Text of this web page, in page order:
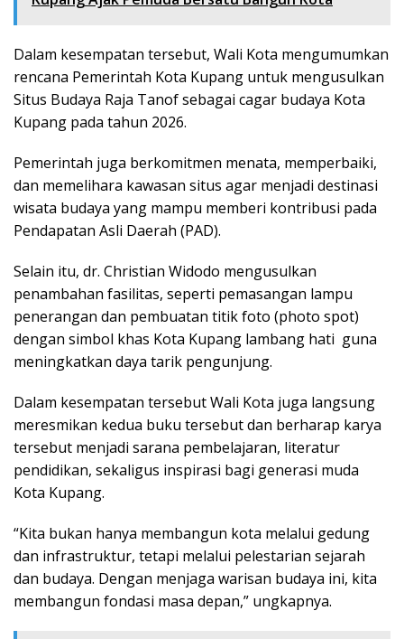
Dalam kesempatan tersebut, Wali Kota mengumumkan
rencana Pemerintah Kota Kupang untuk mengusulkan
Situs Budaya Raja Tanof sebagai cagar budaya Kota
Kupang pada tahun 2026.
Pemerintah juga berkomitmen menata, memperbaiki,
dan memelihara kawasan situs agar menjadi destinasi
wisata budaya yang mampu memberi kontribusi pada
Pendapatan Asli Daerah (PAD).
Selain itu, dr. Christian Widodo mengusulkan
penambahan fasilitas, seperti pemasangan lampu
penerangan dan pembuatan titik foto (photo spot)
dengan simbol khas Kota Kupang lambang hati guna
meningkatkan daya tarik pengunjung.
Dalam kesempatan tersebut Wali Kota juga langsung
meresmikan kedua buku tersebut dan berharap karya
tersebut menjadi sarana pembelajaran, literatur
pendidikan, sekaligus inspirasi bagi generasi muda
Kota Kupang.
“Kita bukan hanya membangun kota melalui gedung
dan infrastruktur, tetapi melalui pelestarian sejarah
dan budaya. Dengan menjaga warisan budaya ini, kita
membangun fondasi masa depan,” ungkapnya.